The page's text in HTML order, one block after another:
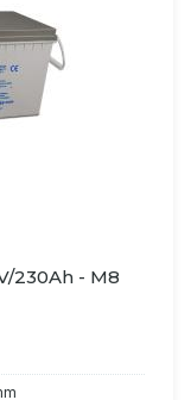
230Ah - M8